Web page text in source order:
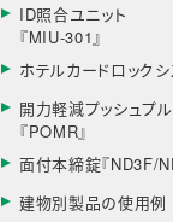
ID照合ユニット
『MIU-301』
ホテルカードロック
開力軽減プッシュプ
『POMR』
面付本締錠『ND3F/
建物別製品の使用例